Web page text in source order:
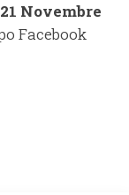
21 Novembre
Facebook